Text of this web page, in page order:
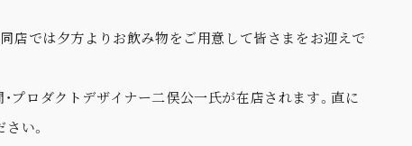
同店では夕方よりお飲み物をご用意して皆さまをお迎えで
・プロダクトデザイナー二俣公一氏が在店されます。直に
い。